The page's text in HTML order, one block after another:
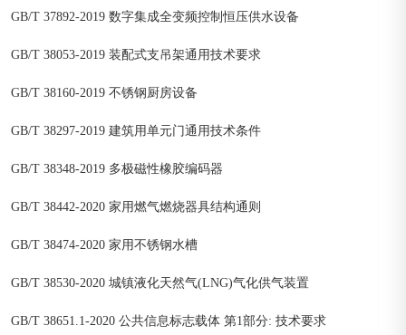
GB/T 37892-2019 数字集成全变频控制恒压供水设备
GB/T 38053-2019 装配式支吊架通用技术要求
GB/T 38160-2019 不锈钢厨房设备
GB/T 38297-2019 建筑用单元门通用技术条件
GB/T 38348-2019 多极磁性橡胶编码器
GB/T 38442-2020 家用燃气燃烧器具结构通则
GB/T 38474-2020 家用不锈钢水槽
GB/T 38530-2020 城镇液化天然气(LNG)气化供气装置
GB/T 38651.1-2020 公共信息标志载体 第1部分: 技术要求